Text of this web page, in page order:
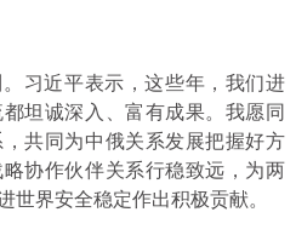
习近平表示，这些年，我们进
坦诚深入、富有成果。我愿同
共同为中俄关系发展把握好方
协作伙伴关系行稳致远，为两
世界安全稳定作出积极贡献。